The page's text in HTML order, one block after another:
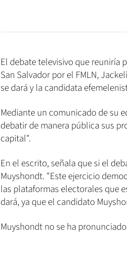
El debate televisivo que reuniría
San Salvador por el FMLN,
se dará y la candidata
Mediante un comunicado de su
debatir de manera pública sus
capital".
En el escrito, señala que si el
Muyshondt. "Este ejercicio
las plataformas electorales que
dará, ya que el candidato
Muyshondt no se ha